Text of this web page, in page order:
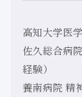
高知大学医
佐久総合病
経験）
養南病院 精